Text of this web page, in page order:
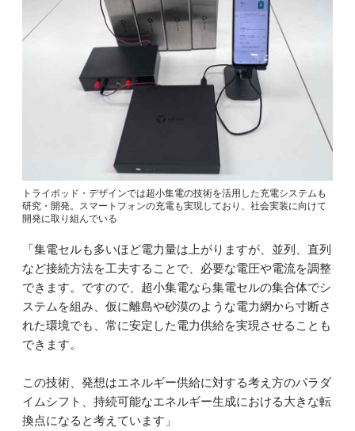
トライポッド・デザインでは超小集電の技術を活用した充電システムも
研究・開発。スマートフォンの充電も実現しており、社会実装に向けて
開発に取り組んでいる
「集電セルも多いほど電力量は上がりますが、並列、直列
など接続方法を工夫することで、必要な電圧や電流を調整
できます。ですので、超小集電なら集電セルの集合体でシ
ステムを組み、仮に離島や砂漠のような電力網から寸断さ
れた環境でも、常に安定した電力供給を実現させることも
できます。
この技術、発想はエネルギー供給に対する考え方のパラダ
イムシフト、持続可能なエネルギー生成における大きな転
換点になると考えています」